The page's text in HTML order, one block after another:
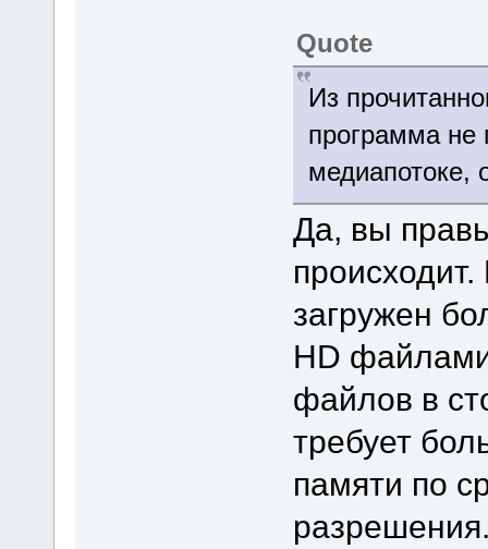
Quote
Из
программа не
медиапотоке,
Да, вы
загружен
HD
файлов в
требует
памяти по